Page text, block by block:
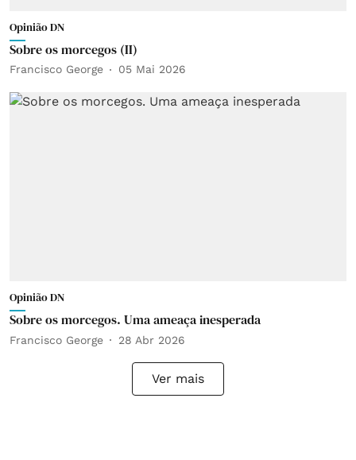
Opinião DN
Sobre os morcegos (II)
Francisco George 05 Mai 2026
Opinião DN
Sobre os morcegos. Uma ameaça inesperada
Francisco George 28 Abr 2026
Ver mais